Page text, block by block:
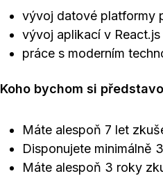
vývoj datové platformy
vývoj aplikací v
práce s moderním
Koho bychom si
Máte alespoň 7 let
Disponujete minimálně
Máte alespoň 3 roky